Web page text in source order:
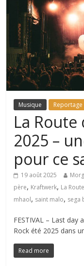
Musique Reportage
La Route
2025 –
pour ce
19 août 2025
père, Kraftwerk, La
mhaol, saint malo, sega
FESTIVAL – Last day
Rock été 2025 dans
Read more